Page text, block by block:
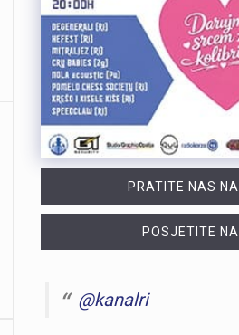
PRATITE NAS
POSJETITE
@kanalri